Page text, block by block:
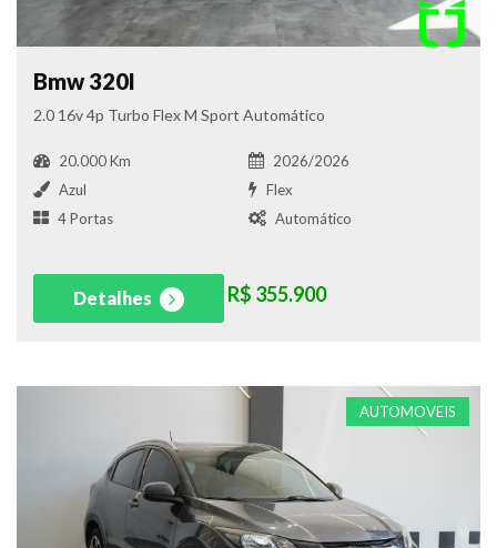
Bmw 320I
2.0 16v 4p Turbo Flex M Sport Automático
20.000 Km
2026/2026
Azul
Flex
4 Portas
Automático
Detalhes R$ 355.900
AUTOMOVEIS